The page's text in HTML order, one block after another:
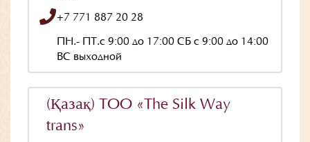
+7 771 887 20 28
ПН.- ПТ.с 9:00 до 17:00 СБ с 9:00 до 14:00
ВС выходной
(Қазақ) ТОО «The Silk Way
trans»